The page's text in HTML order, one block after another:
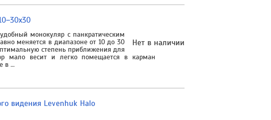
Нет в наличии
монокуляр с панкратическим
меняется в диапазоне от 10 до 30
степень приближения для
мало весит и легко помещается в карман
в …
видения Levenhuk Halo